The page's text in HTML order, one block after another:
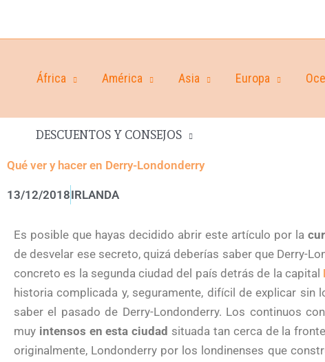
África América Asia Europa
DESCUENTOS Y CONSEJOS
Qué ver y hacer en Derry-Londonderry
13/12/2018IRLANDA
Es posible que hayas decidido abrir este artículo por la
de desvelar ese secreto, quizá deberías saber que Derry-
concreto es la segunda ciudad del país detrás de la capital
historia complicada y, seguramente, difícil de explicar
saber el pasado de Derry-Londonderry. Los continuos
muy intensos en esta ciudad situada tan cerca de la
originalmente, Londonderry por los londinenses que